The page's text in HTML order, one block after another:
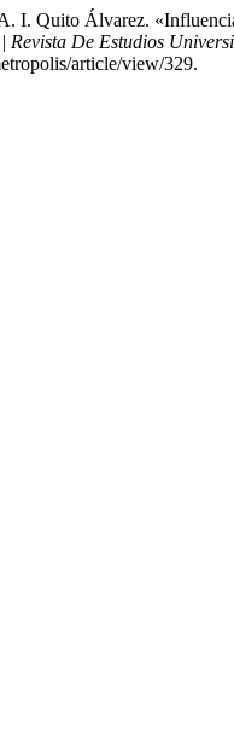
I. Quito Álvarez.
Revista De Estudios
article/view/329.